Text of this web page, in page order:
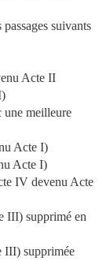
suivants
Acte II
une meilleure
Acte I)
Acte I)
IV devenu Acte
III) supprimé en
III) supprimée